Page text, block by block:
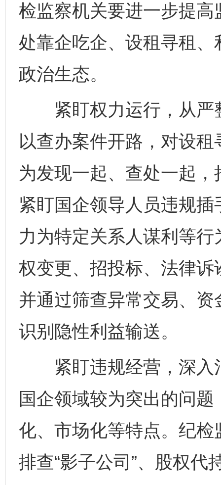
检监察机关要进一步提
处靠企吃企、设租寻租
政治生态。
紧盯权力运行，从严
以查办案件开路，对设
为发现一起、查处一起
紧盯国企领导人员违规
力为特定关系人谋利等
权变更、招投标、法律
并通过筛查异常交易、
识别隐性利益输送。
紧盯违规经营，深入
国企领域较为突出的问
化、市场化等特点。纪
排查“影子公司”、股权代